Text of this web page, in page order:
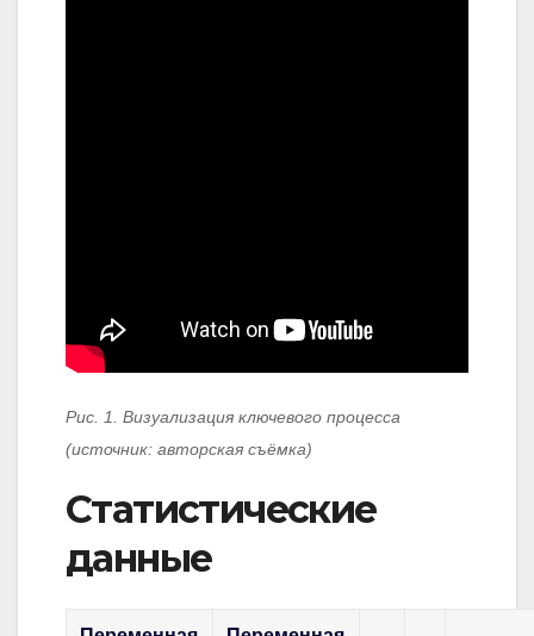
Рис. 1. Визуализация ключевого процесса
(источник: авторская съёмка)
Статистические
данные